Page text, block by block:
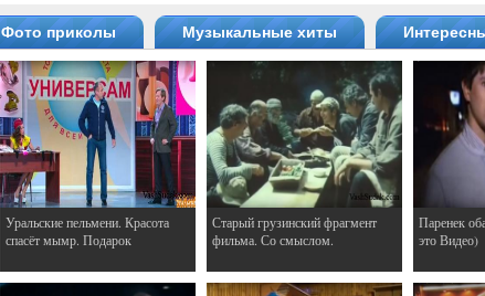
Фото приколы Музыкальные хиты
Уральские пельмени. Красота
спасёт мымр. Подарок
Старый грузинский фрагмент
фильма. Со смыслом.
Паренек
это Видео)